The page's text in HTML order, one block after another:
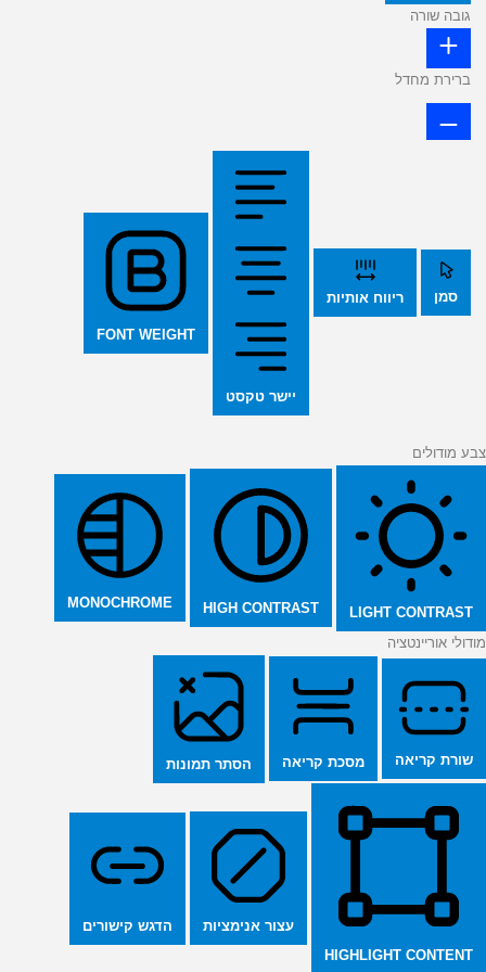
גובה שורה
ברירת מחדל
סמן ריווח אותיות
יישר טקסט
FONT WEIGHT
צבע מודולים
LIGHT CONTRAST
HIGH CONTRAST
MONOCHROME
מודולי אוריינטציה
שורת קריאה מסכת קריאה הסתר תמונות
HIGHLIGHT CONTENT
עצור אנימציות הדגש קישורים